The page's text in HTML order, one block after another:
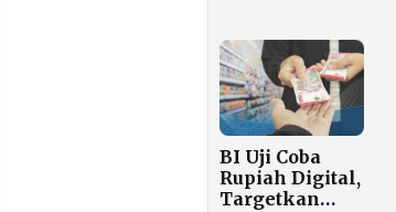
Dibanding
Logam Mulia?
BI Uji Coba
Rupiah Digital,
Targetkan